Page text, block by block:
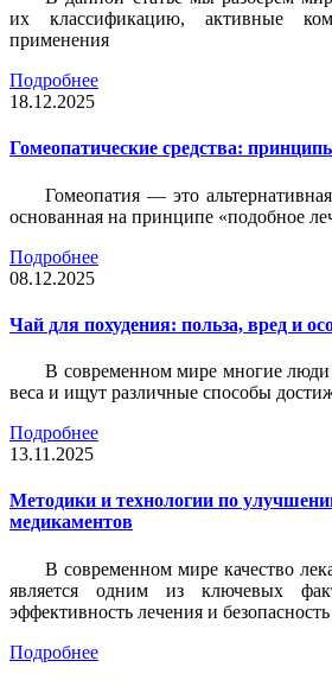
их классификацию, активные
применения
Подробнее
18.12.2025
Гомеопатические средства:
Гомеопатия — это
основанная на принципе «подобное
Подробнее
08.12.2025
Чай для похудения: польза, вред и
В современном мире многие
веса и ищут различные способы
Подробнее
13.11.2025
Методики и технологии по
медикаментов
В современном мире качество
является одним из ключевых
эффективность лечения и
Подробнее